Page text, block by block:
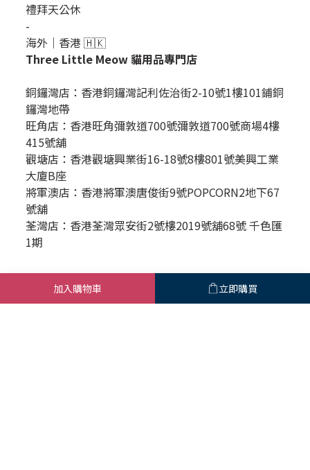
加入購物車 立即購買
禮拜天公休
-
海外｜香港 🇭🇰
Three Little Meow 貓用品專門店
銅鑼灣店： 香港銅鑼灣記利佐治街2-10號1樓101鋪銅
鑼灣地帶
旺角店：香港旺角彌敦道700號彌敦道700號商場4樓
415號舖
觀塘店：香港觀塘興業街16-18號8樓801號美興工業
大廈B座
將軍澳店：香港將軍澳唐俊街9號POPCORN2地下67
號舖
荃灣店：香港荃灣眾安街2號樓2019號舖68號 千色匯
1期
Business＆聯絡我們
時間 / 週一至週五｜10:00-18:00